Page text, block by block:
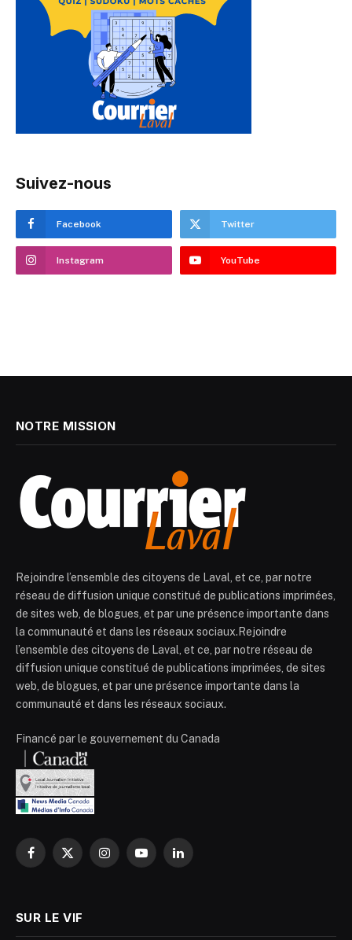
Suivez-nous
Facebook Twitter
Instagram YouTube
NOTRE MISSION
Rejoindre l’ensemble des citoyens de Laval, et ce, par notre
réseau de diffusion unique constitué de publications imprimées,
de sites web, de blogues, et par une présence importante dans
la communauté et dans les réseaux sociaux.Rejoindre
l’ensemble des citoyens de Laval, et ce, par notre réseau de
diffusion unique constitué de publications imprimées, de sites
web, de blogues, et par une présence importante dans la
communauté et dans les réseaux sociaux.
Financé par le gouvernement du Canada
Facebook
X
InstagramYouTubeLinkedIn
SUR LE VIF